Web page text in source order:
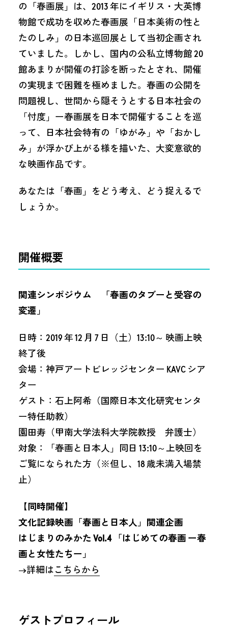
の「春画展」は、2013 年にイギリス・大英博
物館で成功を収めた春画展「日本美術の性と
たのしみ」の日本巡回展として当初企画され
ていました。しかし、国内の公私立博物館 20
館あまりが開催の打診を断ったとされ、開催
の実現まで困難を極めました。春画の公開を
問題視し、世間から隠そうとする日本社会の
「忖度」ー春画展を日本で開催することを巡
って、日本社会特有の「ゆがみ」や「おかし
み」が浮かび上がる様を描いた、大変意欲的
な映画作品です。
あなたは「春画」をどう考え、どう捉えるで
しょうか。
開催概要
関連シンポジウム 「春画のタブーと受容の
変遷」
日時：2019 年 12 月 7 日（土）13:10～ 映画上映
終了後
会場：神戸アートビレッジセンター KAVC シア
ター
ゲスト：石上阿希（国際日本文化研究センタ
ー特任助教）
園田寿（甲南大学法科大学院教授 弁護士）
対象：「春画と日本人」同日 13:10～上映回を
ご覧になられた方（※但し、18 歳未満入場禁
止）
【同時開催】
文化記録映画「春画と日本人」関連企画
はじまりのみかた Vol.4 「はじめての春画 ー春
画と女性たちー」
→詳細はこちらから
ゲストプロフィール